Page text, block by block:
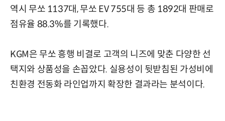
역시 무쏘 1137대, 무쏘 EV 755대 등 총 1892대 판매로
점유율 88.3%를 기록했다.
KGM은 무쏘 흥행 비결로 고객의 니즈에 맞춘 다양한 선
택지와 상품성을 손꼽았다. 실용성이 뒷받침된 가성비에
친환경 전동화 라인업까지 확장한 결과라는 분석이다.